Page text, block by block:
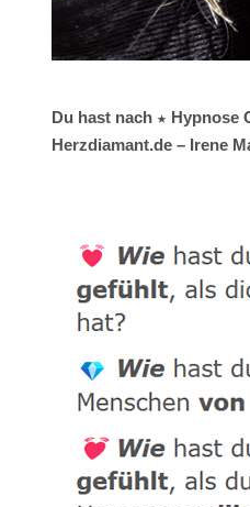
Du hast nach ★ Hypnose
Herzdiamant.de – Irene